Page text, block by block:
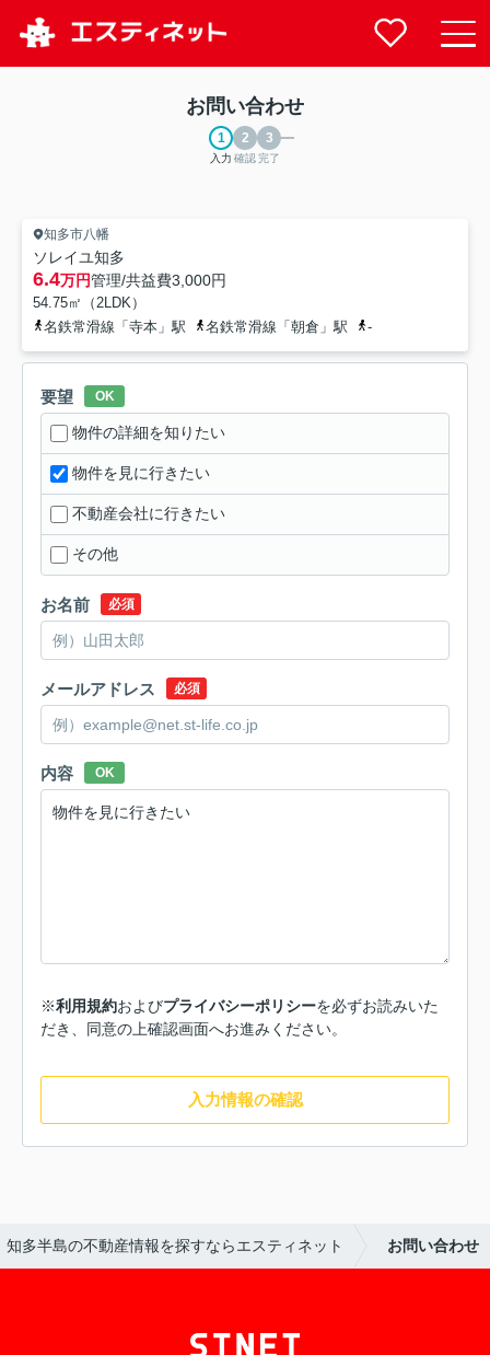
お問い合わせ
入力 確認完了
知多市八幡
ソレイユ知多
6.4万円管理/共益費3,000円
54.75㎡（2LDK）
名鉄常滑線「寺本」駅
名鉄常滑線「朝倉」駅 -
要望 OK
物件の詳細を知りたい
物件を見に行きたい
不動産会社に行きたい
その他
お名前 必須
メールアドレス 必須
内容 OK
※利用規約およびプライバシーポリシーを必ずお読みいた
だき、同意の上確認画面へお進みください。
入力情報の確認
知多半島の不動産情報を探すならエスティネット お問い合わせ